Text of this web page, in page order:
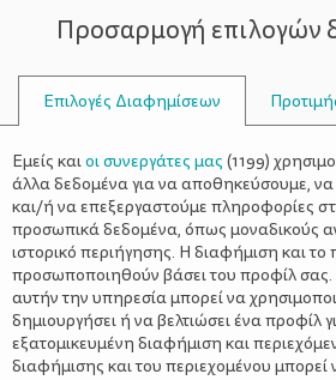
Προσαρμογή επιλογών
Επιλογές Διαφημίσεων
Εμείς καιοι συνεργάτες μας (1199)
άλλα δεδομένα για να αποθηκεύσουμε,
και/ή να επεξεργαστούμε πληροφορίες
προσωπικά δεδομένα, όπως μοναδικούς
ιστορικό περιήγησης. Η διαφήμιση και
προσωποποιηθούν βάσει του προφίλ
αυτήν την υπηρεσία μπορεί να
δημιουργήσει ή να βελτιώσει ένα προφίλ
εξατομικευμένη διαφήμιση και
διαφήμισης και του περιεχομένου